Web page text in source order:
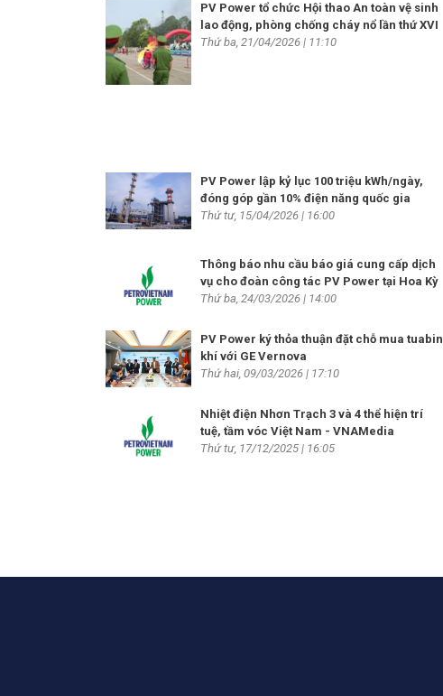
PV Power tổ chức Hội thao An toàn vệ sinh
lao động, phòng chống cháy nổ lần thứ XVI
Thứ ba, 21/04/2026 | 11:10
PV Power lập kỷ lục 100 triệu kWh/ngày,
đóng góp gần 10% điện năng quốc gia
Thứ tư, 15/04/2026 | 16:00
Thông báo nhu cầu báo giá cung cấp dịch
vụ cho đoàn công tác PV Power tại Hoa Kỳ
Thứ ba, 24/03/2026 | 14:00
PV Power ký thỏa thuận đặt chỗ mua tuabin
khí với GE Vernova
Thứ hai, 09/03/2026 | 17:10
Nhiệt điện Nhơn Trạch 3 và 4 thể hiện trí
tuệ, tầm vóc Việt Nam - VNAMedia
Thứ tư, 17/12/2025 | 16:05